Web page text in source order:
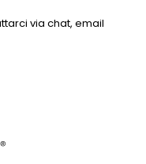
via chat, email